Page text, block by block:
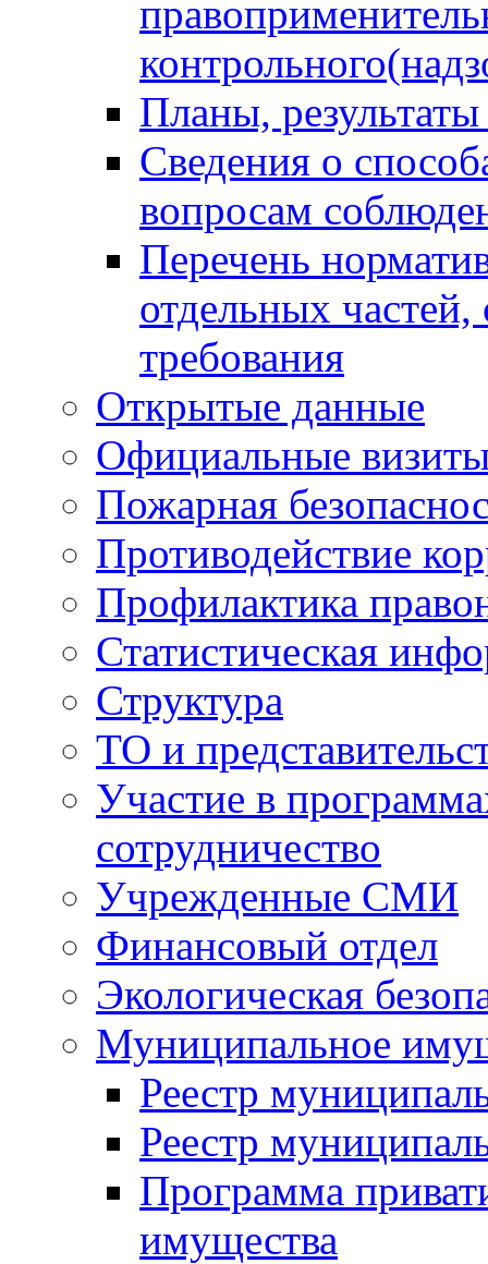
Планы,
Сведения о
вопросам
Перечень
отдельных
требования
Открытые данные
Официальные
Пожарная
Противодействие
Профилактика
Статистическая
Структура
ТО и
Участие в
сотрудничество
Учрежденные СМИ
Финансовый отдел
Экологическая
Муниципальное
Реестр
Реестр
Программа
имущества